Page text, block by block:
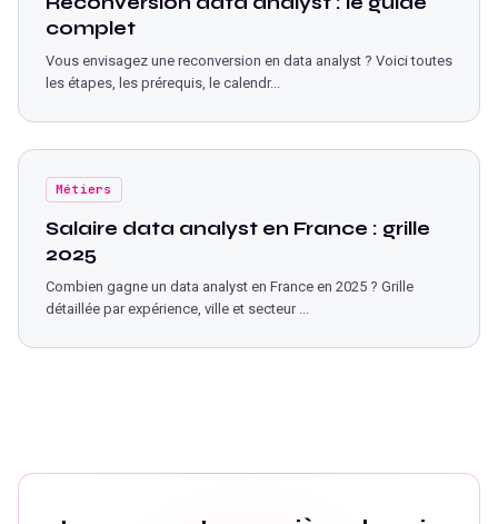
complet
Vous envisagez une reconversion en data analyst ? Voici toutes
les étapes, les prérequis, le calendr...
Métiers
Salaire data analyst en France : grille
2025
Combien gagne un data analyst en France en 2025 ? Grille
détaillée par expérience, ville et secteur ...